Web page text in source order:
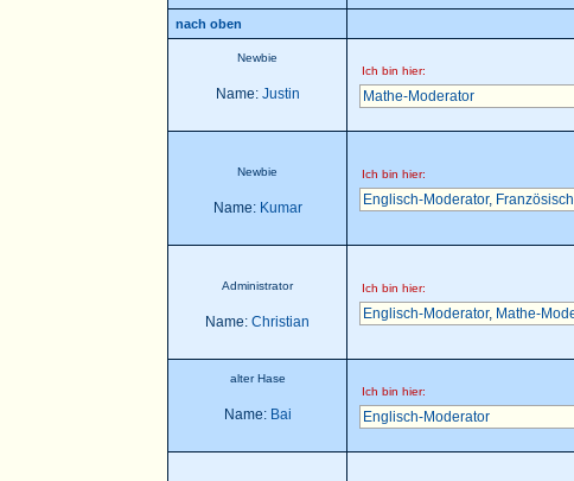
nach oben
Newbie
Name: Justin
Ich bin hier:
Mathe-Moderator
Newbie
Name: Kumar
Ich bin hier:
Englisch-Moderator,
Administrator
Name: Christian
Ich bin hier:
Englisch-Moderator, Mathe-
alter Hase
Name: Bai
Ich bin hier:
Englisch-Moderator